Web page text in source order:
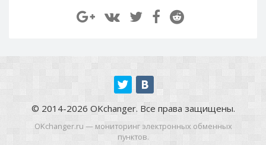
Revolut Binance USD
Global24 UAH
Piastrix RUB
Piastrix USD
Revolut Binance USD
(BUSD)
Revolut EUR
Global24 UAH
Piastrix RUB
Piastrix USD
© 2014-2026 OKchanger. Все права защищены.
OKchanger.ru — мониторинг электронных обменных
пунктов.